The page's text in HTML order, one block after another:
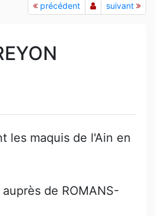
précédent suivant
les maquis de l'Ain en
de ROMANS-